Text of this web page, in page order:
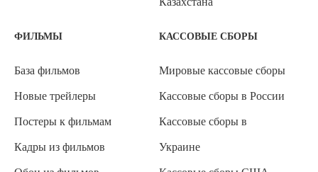
ФИЛЬМЫ
База фильмов
Новые трейлеры
Постеры к фильмам
Кадры из фильмов
КАССОВЫЕ СБОРЫ
Мировые кассовые сборы
Кассовые сборы в России
Кассовые сборы в
Украине